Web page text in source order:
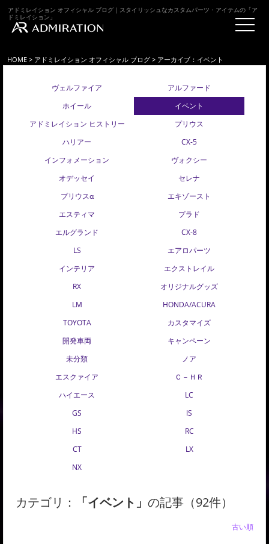
アドミレイション オフィシャル ブログ｜スタイリッシュなカスタムパーツ・アイテムの「ア
ドミレイション」
HOME > アドミレイション オフィシャル ブログ > アーカイブ：イベント
ヴェルファイア
アルファード
ホイール
イベント
アドミレイション ヒストリー
プリウス
ハリアー
CX-5
インフォメーション
ヴォクシー
オデッセイ
セレナ
プリウスα
エキゾースト
エスティマ
プラド
エルグランド
CX-8
LS
エアロパーツ
インテリア
エクストレイル
RX
オリジナルグッズ
LM
HONDA/ACURA
TOYOTA
カスタマイズ
開発車両
キャンペーン
未分類
ノア
エスクァイア
Ｃ－ＨＲ
ハイエース
LC
GS
IS
HS
RC
CT
LX
NX
カテゴリ： 「イベント」 の記事（92件）
古い順